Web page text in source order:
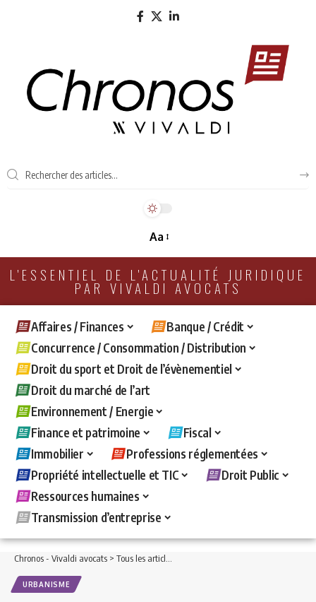
Aa
L'ESSENTIEL DE L'ACTUALITÉ JURIDIQUE
PAR VIVALDI AVOCATS
Affaires / Finances
Banque / Crédit
Concurrence / Consommation / Distribution
Droit du sport et Droit de l’évènementiel
Droit du marché de l’art
Environnement / Energie
Finance et patrimoine
Fiscal
Immobilier
Professions réglementées
Propriété intellectuelle et TIC
Droit Public
Ressources humaines
Transmission d’entreprise
Chronos - Vivaldi avocats > Tous les articles
URBANISME